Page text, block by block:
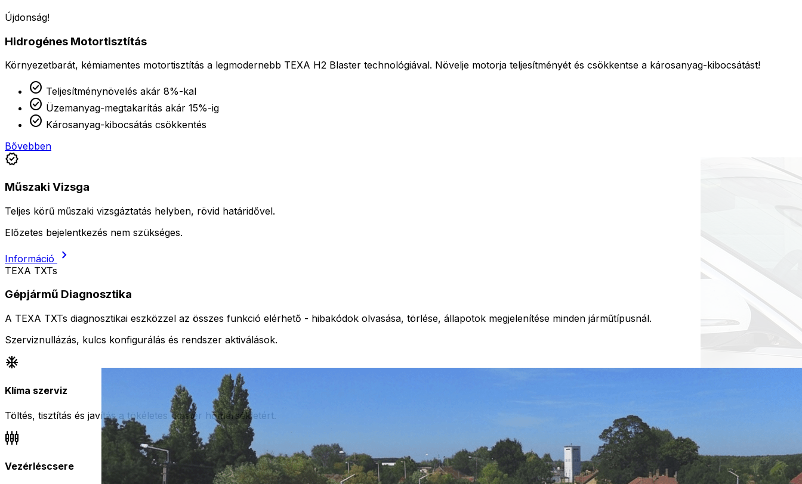
Újdonság!
Hidrogénes Motortisztítás
Környezetbarát, kémiamentes motortisztítás a legmodernebb TEXA H2 Blaster technológiával. Növelje motorja teljesítményét és csökkentse a károsanyag-kibocsátást!
check_circle Teljesítménynövelés akár 8%-kal
check_circle Üzemanyag-megtakarítás akár 15%-ig
check_circle Károsanyag-kibocsátás csökkentés
Bővebben
verified
Műszaki Vizsga
Teljes körű műszaki vizsgáztatás helyben, rövid határidővel.
Előzetes bejelentkezés nem szükséges.
Információ chevron_right
TEXA TXTs
Gépjármű Diagnosztika
A TEXA TXTs diagnosztikai eszközzel az összes funkció elérhető - hibakódok olvasása, törlése, állapotok megjelenítése minden járműtípusnál.
Szerviznullázás, kulcs konfigurálás és rendszer aktiválások.
ac_unit
Klíma szerviz
Töltés, tisztítás és javítás a tökéletes utastér hőmérsékletért.
settings_input_component
Vezérléscsere